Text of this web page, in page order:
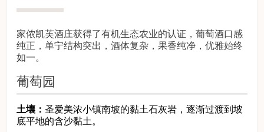
家侬凯芙酒庄获得了有机生态农业的认证，葡萄酒口感
纯正，单宁结构突出，酒体复杂，果香纯净，优雅始终
如一。
葡萄园
土壤：圣爱美浓小镇南坡的黏土石灰岩，逐渐过渡到坡
底平地的含沙黏土。